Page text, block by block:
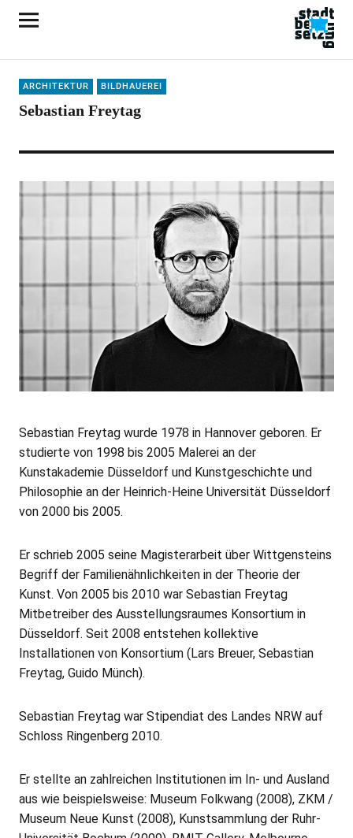
ARCHITEKTUR BILDHAUEREI
Sebastian Freytag
Sebastian Freytag wurde 1978 in Hannover geboren. Er
studierte von 1998 bis 2005 Malerei an der
Kunstakademie Düsseldorf und Kunstgeschichte und
Philosophie an der Heinrich-Heine Universität Düsseldorf
von 2000 bis 2005.
Er schrieb 2005 seine Magisterarbeit über Wittgensteins
Begriff der Familienähnlichkeiten in der Theorie der
Kunst. Von 2005 bis 2010 war Sebastian Freytag
Mitbetreiber des Ausstellungsraumes Konsortium in
Düsseldorf. Seit 2008 entstehen kollektive
Installationen von Konsortium (Lars Breuer, Sebastian
Freytag, Guido Münch).
Sebastian Freytag war Stipendiat des Landes NRW auf
Schloss Ringenberg 2010.
Er stellte an zahlreichen Institutionen im In- und Ausland
aus wie beispielsweise: Museum Folkwang (2008), ZKM /
Museum Neue Kunst (2008), Kunstsammlung der Ruhr-